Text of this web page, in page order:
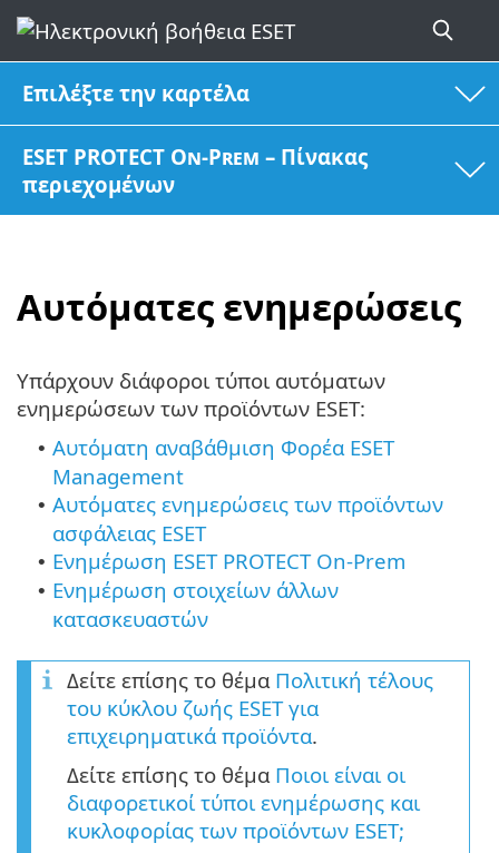
Επιλέξτε την καρτέλα
ESET PROTECT On-Prem – Πίνακας
περιεχομένων
Αυτόματες ενημερώσεις
Υπάρχουν διάφοροι τύποι αυτόματων
ενημερώσεων των προϊόντων ESET:
• Αυτόματη αναβάθμιση Φορέα ESET
Management
• Αυτόματες ενημερώσεις των προϊόντων
ασφάλειας ESET
• Ενημέρωση ESET PROTECT On-Prem
• Ενημέρωση στοιχείων άλλων
κατασκευαστών
Δείτε επίσης το θέμα Πολιτική τέλους
του κύκλου ζωής ESET για
επιχειρηματικά προϊόντα.
Δείτε επίσης το θέμα Ποιοι είναι οι
διαφορετικοί τύποι ενημέρωσης και
κυκλοφορίας των προϊόντων ESET;